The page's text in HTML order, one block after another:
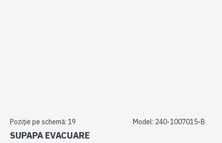
Poziție pe schemă: 19 Model: 240-1007015-B
SUPAPA EVACUARE